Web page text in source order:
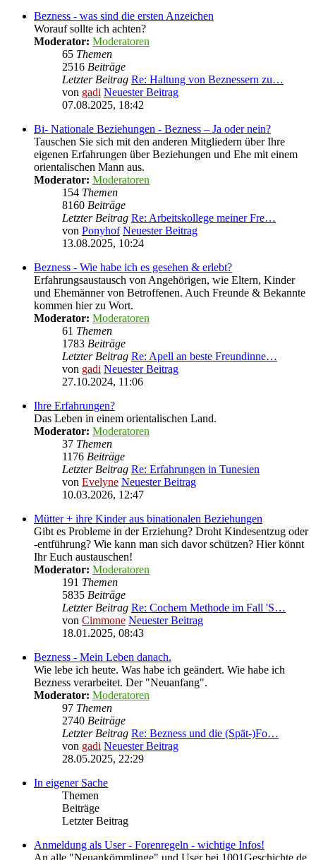
Bezness - was sind die ersten Anzeichen
Worauf sollte ich achten?
Moderator: Moderatoren
65 Themen
2516 Beiträge
Letzter Beitrag Re: Haltung von Beznessern zu…
von gadi Neuester Beitrag
07.08.2025, 18:42
Bi- Nationale Beziehungen - Bezness – Ja oder nein?
Tauschen Sie sich mit den anderen Mitgliedern über Ihre
eigenen Erfahrungen über Beziehungen und Ehe mit einem
orientalischen Mann aus.
Moderator: Moderatoren
154 Themen
8160 Beiträge
Letzter Beitrag Re: Arbeitskollege meiner Fre…
von Ponyhof Neuester Beitrag
13.08.2025, 10:24
Bezness - Wie habe ich es gesehen & erlebt?
Erfahrungsaustausch von Angehörigen, wie Eltern, Kinder
und Ehemänner von Betroffenen. Auch Freunde & Bekannte
kommen hier zu Wort.
Moderator: Moderatoren
61 Themen
1783 Beiträge
Letzter Beitrag Re: Apell an beste Freundinne…
von gadi Neuester Beitrag
27.10.2024, 11:06
Ihre Erfahrungen?
Das Leben in einem orientalischen Land.
Moderator: Moderatoren
37 Themen
1176 Beiträge
Letzter Beitrag Re: Erfahrungen in Tunesien
von Evelyne Neuester Beitrag
10.03.2026, 12:47
Mütter + ihre Kinder aus binationalen Beziehungen
Gibt es Probleme in der Erziehung? Droht Kindesentzug oder
-entführung? Wie kann man sich davor schützen? Hier könnt
Ihr Euch austauschen!
Moderator: Moderatoren
191 Themen
5835 Beiträge
Letzter Beitrag Re: Cochem Methode im Fall 'S…
von Cimmone Neuester Beitrag
18.01.2025, 08:43
Bezness - Mein Leben danach.
Wie lebe ich heute. Was habe ich geändert. Wie habe ich
Bezness verarbeitet. Der "Neuanfang".
Moderator: Moderatoren
97 Themen
2740 Beiträge
Letzter Beitrag Re: Bezness und die (Spät-)Fo…
von gadi Neuester Beitrag
28.05.2025, 22:29
In eigener Sache
Themen
Beiträge
Letzter Beitrag
Anmeldung als User - Forenregeln - wichtige Infos!
An alle "Neuankömmlinge" und User bei 1001Geschichte.de